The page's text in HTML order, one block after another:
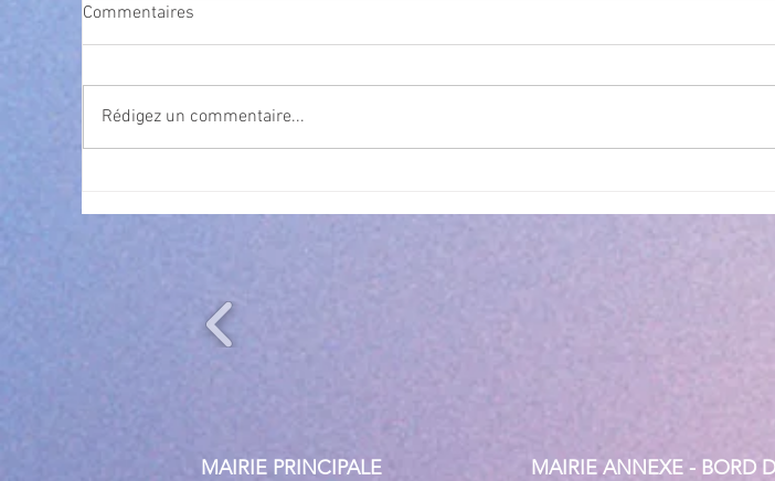
Commentaires
Rédigez un commentaire...
MAIRIE PRINCIPALE
MAIRIE ANNEXE - BORD